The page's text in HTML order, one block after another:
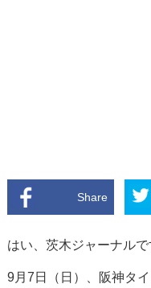
Share
はい、茨木ジャーナルで
9月7日（日）、阪神タ